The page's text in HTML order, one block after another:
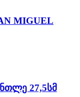
MIGUEL
27,5სმ